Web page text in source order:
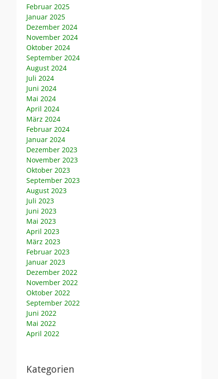
Februar 2025
Januar 2025
Dezember 2024
November 2024
Oktober 2024
September 2024
August 2024
Juli 2024
Juni 2024
Mai 2024
April 2024
März 2024
Februar 2024
Januar 2024
Dezember 2023
November 2023
Oktober 2023
September 2023
August 2023
Juli 2023
Juni 2023
Mai 2023
April 2023
März 2023
Februar 2023
Januar 2023
Dezember 2022
November 2022
Oktober 2022
September 2022
Juni 2022
Mai 2022
April 2022
Kategorien